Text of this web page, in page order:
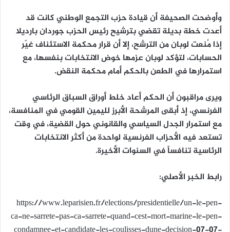
وأوضحت الصحيفة أن قيادة حزب التجمع الوطني كانت قد
أعدت خطة بديلة تقضي بترشيح رئيس الحزبجوردان بارديلا
إذا مُنعت لوبان من الترشح، إلا أن قرار محكمة الاستئناف غيّر
الحسابات، لتؤكد لوبان عزمها خوض الانتخابات بنفسها، مع
استمرارها في الطعن بالحكم أماممحكمة النقض.
ويرى مراقبون أن الحكم أعاد خلط أوراق السباق الرئاسي
الفرنسي، إذ أبقى المرشحة الأبرز لليمين القومي في المنافسة،
مع استمرار الجدل السياسي والقانوني حول القضية، في وقت
تستعد فيه الأحزاب الفرنسية لواحدة من أكثر الانتخابات
الرئاسية تنافساً في السنوات الأخيرة.
رابط الخبر الأصلي:
https://www.leparisien.fr/elections/presidentielle/un-le-pen-
ca-ne-sarrete-pas-ca-sarrete-quand-cest-mort-marine-le-pen-